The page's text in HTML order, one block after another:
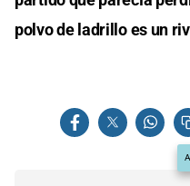
polvo de ladrillo es un